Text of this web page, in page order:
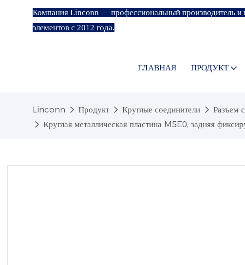
Компания Linconn — профессиональный производитель и
элементов с 2012 года.
ГЛАВНАЯ ПРОДУКТ
Linconn Продукт Круглые соединители Разъем
Круглая металлическая пластина M5E0, задняя